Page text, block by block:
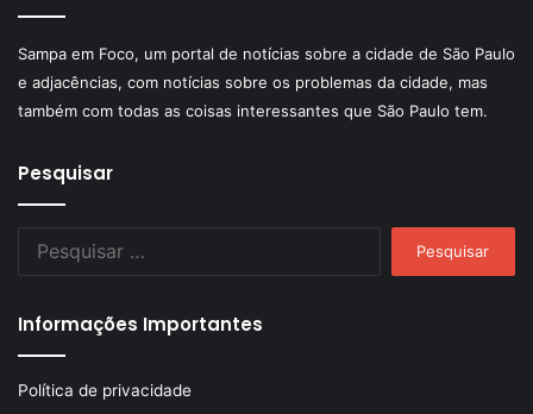
Sampa em Foco, um portal de notícias sobre a cidade de São Paulo
e adjacências, com notícias sobre os problemas da cidade, mas
também com todas as coisas interessantes que São Paulo tem.
Pesquisar
Informações Importantes
Política de privacidade